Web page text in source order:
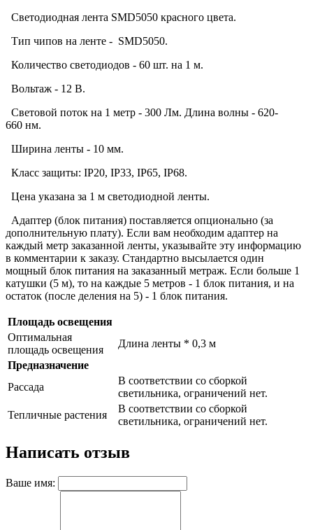
Светодиодная лента SMD5050 красного цвета.
Тип чипов на ленте - SMD5050.
Количество светодиодов - 60 шт. на 1 м.
Вольтаж - 12 В.
Световой поток на 1 метр - 300 Лм. Длина волны - 620-
660 нм.
Ширина ленты - 10 мм.
Класс защиты: IP20, IP33, IP65, IP68.
Цена указана за 1 м светодиодной ленты.
Адаптер (блок питания) поставляется опционально (за
дополнительную плату). Если вам необходим адаптер на
каждый метр заказанной ленты, указывайте эту информацию
в комментарии к заказу. Стандартно высылается один
мощный блок питания на заказанный метраж. Если больше 1
катушки (5 м), то на каждые 5 метров - 1 блок питания, и на
остаток (после деления на 5) - 1 блок питания.
Площадь освещения
Оптимальная
площадь освещения
Длина ленты * 0,3 м
Предназначение
Рассада
В соответствии со сборкой
светильника, ограничений нет.
Тепличные растения
В соответствии со сборкой
светильника, ограничений нет.
Написать отзыв
Ваше имя: